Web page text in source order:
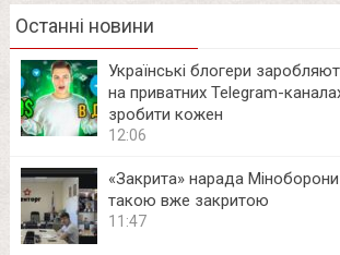
Останні новини
Українські блогери
на приватних Telegram-
зробити кожен
12:06
«Закрита» нарада
такою вже закритою
11:47